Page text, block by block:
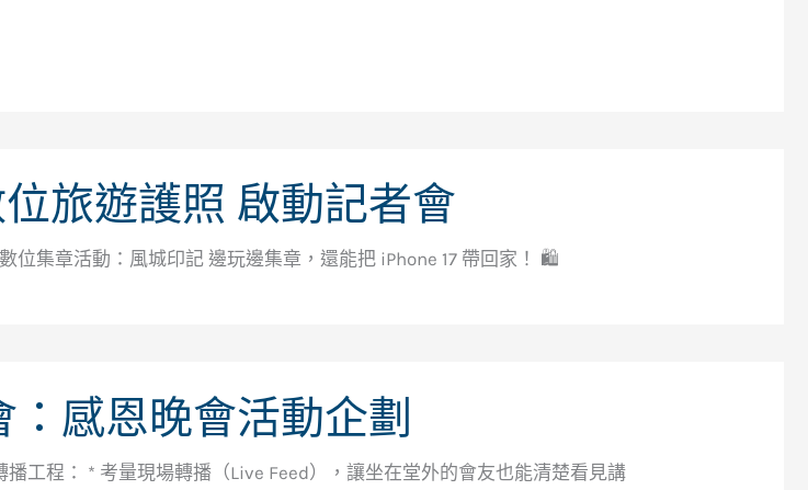
旅遊護照 啟動記者會
位集章活動：風城印記 邊玩邊集章，還能把 iPhone 17 帶回家！ 🛍️
感恩晚會活動企劃
工程： * 考量現場轉播（Live Feed），讓坐在堂外的會友也能清楚看見講